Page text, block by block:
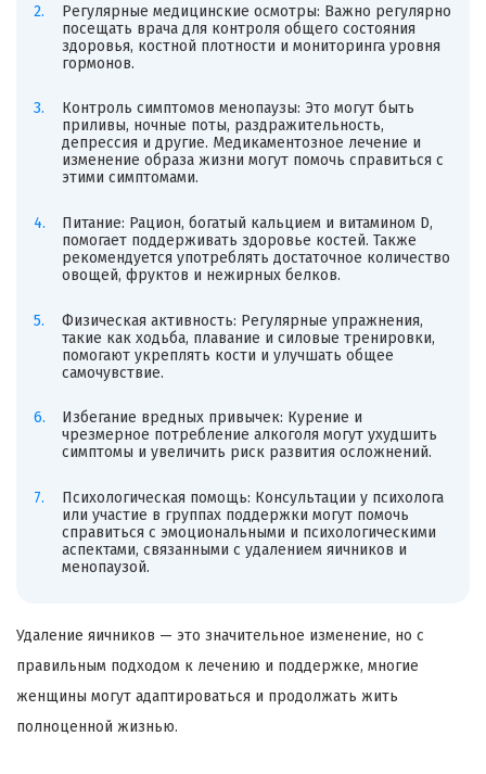
Регулярные медицинские осмотры: Важно регулярно
посещать врача для контроля общего состояния
здоровья, костной плотности и мониторинга уровня
гормонов.
Контроль симптомов менопаузы: Это могут быть
приливы, ночные поты, раздражительность,
депрессия и другие. Медикаментозное лечение и
изменение образа жизни могут помочь справиться с
этими симптомами.
Питание: Рацион, богатый кальцием и витамином D,
помогает поддерживать здоровье костей. Также
рекомендуется употреблять достаточное количество
овощей, фруктов и нежирных белков.
Физическая активность: Регулярные упражнения,
такие как ходьба, плавание и силовые тренировки,
помогают укреплять кости и улучшать общее
самочувствие.
Избегание вредных привычек: Курение и
чрезмерное потребление алкоголя могут ухудшить
симптомы и увеличить риск развития осложнений.
Психологическая помощь: Консультации у психолога
или участие в группах поддержки могут помочь
справиться с эмоциональными и психологическими
аспектами, связанными с удалением яичников и
менопаузой.
Удаление яичников — это значительное изменение, но с
правильным подходом к лечению и поддержке, многие
женщины могут адаптироваться и продолжать жить
полноценной жизнью.